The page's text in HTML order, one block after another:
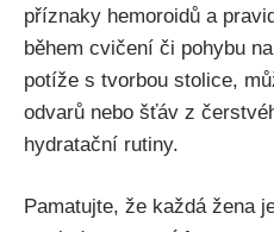
příznaky hemoroidů a
během cvičení či ‍pohybu
‌potíže ⁢s tvorbou stolice,
odvarů‍ nebo šťáv z
hydratační rutiny.
Pamatujte, že každá žena